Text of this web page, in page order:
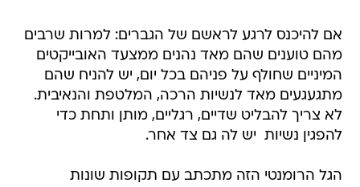
אם להיכנס לרגע לראשם של הגברים: למרות שרבים
מהם טוענים שהם מאד נהנים ממצעד האובייקטים
המיניים שחולף על פניהם בכל יום, יש להניח שהם
מתגעגעים מאד לנשיות הרכה, המלטפת והנאיבית.
לא צריך להבליט שדיים, רגליים, מותן ותחת כדי
להפגין נשיות  יש לה גם צד אחר.
הגל הרומנטי הזה מתכתב עם תקופות שונות